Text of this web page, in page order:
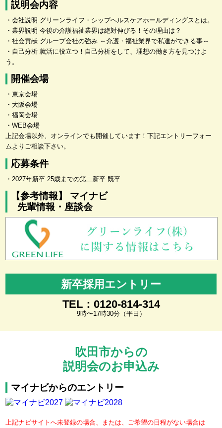
説明会内容
・会社説明 グリーンライフ・シップヘルスケアホールディングスとは。
・業界説明 今後の介護福祉業界は絶対伸びる！その理由は？
・社会貢献 グループ会社の強み ～介護・福祉業界で私達ができる事～
・自己分析 就活に役立つ！自己分析をして、理想の働き方を見つけよ
う。
開催会場
・東京会場
・大阪会場
・福岡会場
・WEB会場
上記会場以外、オンラインでも開催しています！下記エントリーフォー
ムよりご相談下さい。
応募条件
・2027年新卒 25歳までの第二新卒 既卒
【参考情報】 マイナビ
先輩情報・座談会
新卒採用エントリー
TEL：0120-814-314
9時〜17時30分（平日）
吹田市からの
説明会のお申込み
マイナビからのエントリー
上記ナビサイトへ未登録の場合、または、ご希望の日程がない場合は